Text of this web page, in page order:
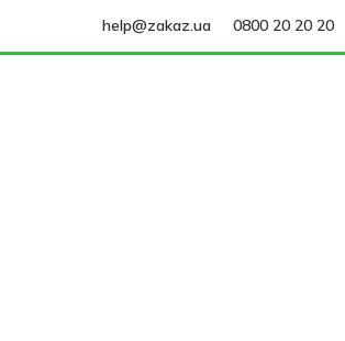
help@zakaz.ua 0800 20 20 20